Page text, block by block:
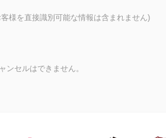
様を直接識別可能な情報は含まれません)
ンセルはできません。